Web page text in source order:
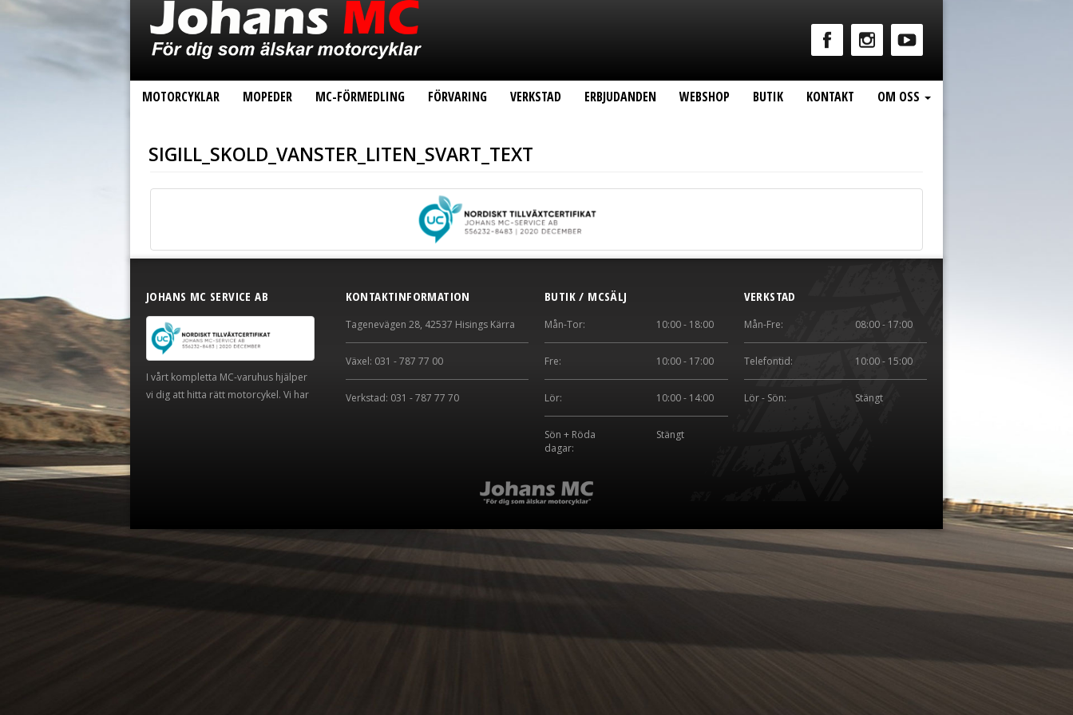
MOTORCYKLAR MOPEDER MC-FÖRMEDLING FÖRVARING VERKSTAD ERBJUDANDEN WEBSHOP BUTIK KONTAKT OM OSS
SIGILL_SKOLD_VANSTER_LITEN_SVART_TEXT
JOHANS MC SERVICE AB
I vårt kompletta MC-varuhus hjälper
vi dig att hitta rätt motorcykel. Vi har
KONTAKTINFORMATION
Tagenevägen 28, 42537 Hisings Kärra
Växel: 031 - 787 77 00
Verkstad: 031 - 787 77 70
BUTIK / MCSÄLJ
Mån-Tor: 10:00 - 18:00
Fre: 10:00 - 17:00
Lör: 10:00 - 14:00
Sön + Röda
dagar:
Stängt
VERKSTAD
Mån-Fre: 08:00 - 17:00
Telefontid: 10:00 - 15:00
Lör - Sön: Stängt